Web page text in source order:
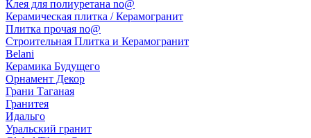
Клея для полиуретана no@
Керамическая плитка / Керамогранит
Плитка прочая no@
Строительная Плитка и Керамогранит
Belani
Керамика Будущего
Орнамент Декор
Грани Таганая
Гранитея
Идальго
Уральский гранит